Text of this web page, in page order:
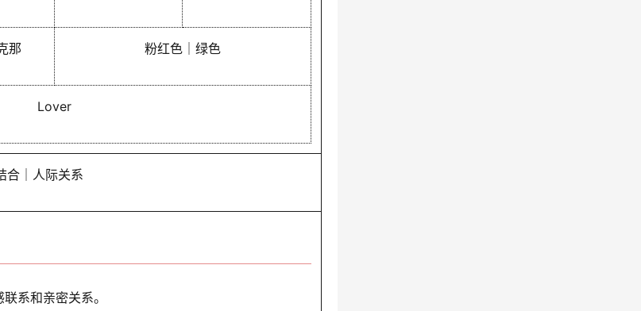
那 粉红色｜绿色
Lover
合｜人际关系
系和亲密关系。